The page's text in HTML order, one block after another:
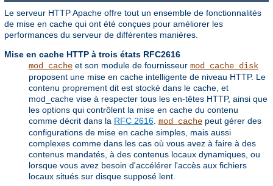
Le serveur HTTP Apache offre tout un ensemble de fonctionnalités
de mise en cache qui ont été conçues pour améliorer les
performances du serveur de différentes manières.
Mise en cache HTTP à trois états RFC2616
mod_cache et son module de fournisseur mod_cache_disk
proposent une mise en cache intelligente de niveau HTTP. Le
contenu proprement dit est stocké dans le cache, et
mod_cache vise à respecter tous les en-têtes HTTP, ainsi que
les options qui contrôlent la mise en cache du contenu
comme décrit dans la RFC 2616 mod_cache peut gérer des
configurations de mise en cache simples, mais aussi
complexes comme dans les cas où vous avez à faire à des
contenus mandatés, à des contenus locaux dynamiques, ou
lorsque vous avez besoin d'accélérer l'accès aux fichiers
locaux situés sur disque supposé lent.